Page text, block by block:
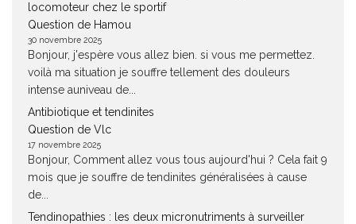
locomoteur chez le sportif
Question de Hamou
30 novembre 2025
Bonjour, j'espère vous allez bien. si vous me permettez.
voilà ma situation je souffre tellement des douleurs
intense auniveau de...
Antibiotique et tendinites
Question de Vlc
17 novembre 2025
Bonjour, Comment allez vous tous aujourd'hui ? Cela fait 9
mois que je souffre de tendinites généralisées à cause
de...
Tendinopathies : les deux micronutriments à surveiller